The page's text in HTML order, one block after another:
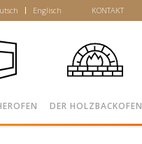
Englisch KONTAKT
DER HOLZBACKOFEN